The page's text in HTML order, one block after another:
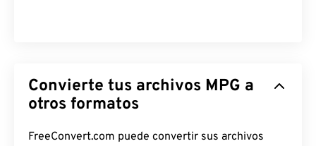
Convierte tus archivos MPG a
otros formatos
FreeConvert.com puede convertir sus archivos